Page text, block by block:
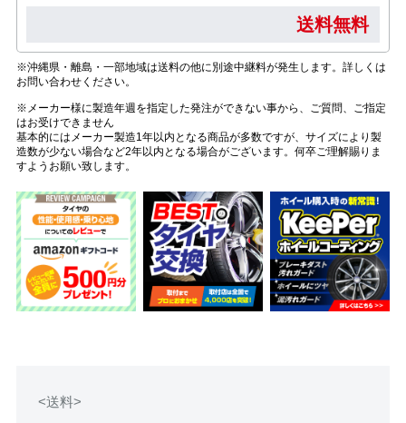
送料無料
※沖縄県・離島・一部地域は送料の他に別途中継料が発生します。詳しくは
お問い合わせください。
※メーカー様に製造年週を指定した発注ができない事から、ご質問、ご指定
はお受けできません
基本的にはメーカー製造1年以内となる商品が多数ですが、サイズにより製
造数が少ない場合など2年以内となる場合がございます。何卒ご理解賜りま
すようお願い致します。
<送料>